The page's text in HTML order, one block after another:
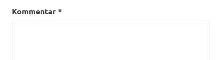
Kommentar*